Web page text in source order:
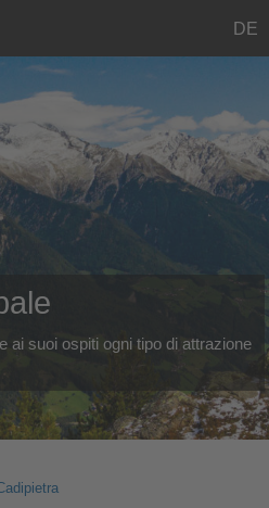
DE
ai suoi ospiti ogni tipo di attrazione